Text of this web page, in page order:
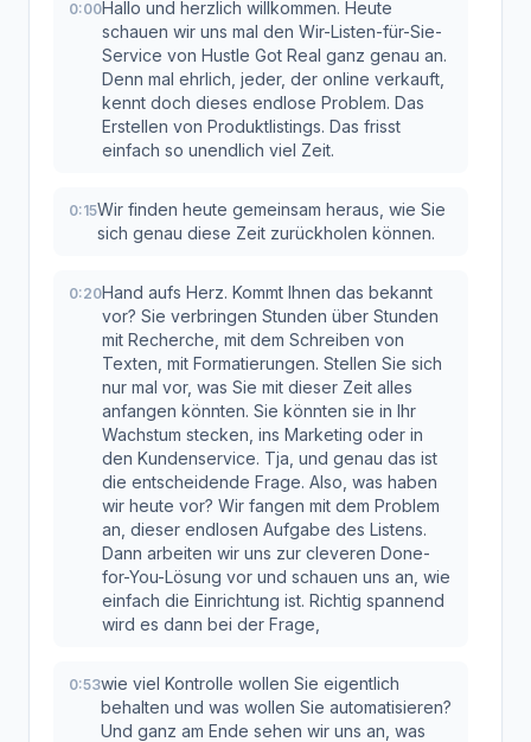
0:00Hallo und herzlich willkommen. Heute
schauen wir uns mal den Wir-Listen-für-Sie-
Service von Hustle Got Real ganz genau an.
Denn mal ehrlich, jeder, der online verkauft,
kennt doch dieses endlose Problem. Das
Erstellen von Produktlistings. Das frisst
einfach so unendlich viel Zeit.
0:15Wir finden heute gemeinsam heraus, wie Sie
sich genau diese Zeit zurückholen können.
0:20Hand aufs Herz. Kommt Ihnen das bekannt
vor? Sie verbringen Stunden über Stunden
mit Recherche, mit dem Schreiben von
Texten, mit Formatierungen. Stellen Sie sich
nur mal vor, was Sie mit dieser Zeit alles
anfangen könnten. Sie könnten sie in Ihr
Wachstum stecken, ins Marketing oder in
den Kundenservice. Tja, und genau das ist
die entscheidende Frage. Also, was haben
wir heute vor? Wir fangen mit dem Problem
an, dieser endlosen Aufgabe des Listens.
Dann arbeiten wir uns zur cleveren Done-
for-You-Lösung vor und schauen uns an, wie
einfach die Einrichtung ist. Richtig spannend
wird es dann bei der Frage,
0:53wie viel Kontrolle wollen Sie eigentlich
behalten und was wollen Sie automatisieren?
Und ganz am Ende sehen wir uns an, was